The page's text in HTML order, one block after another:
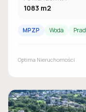
1083 m2
MPZP Woda Prad
Optima Nieruchomości